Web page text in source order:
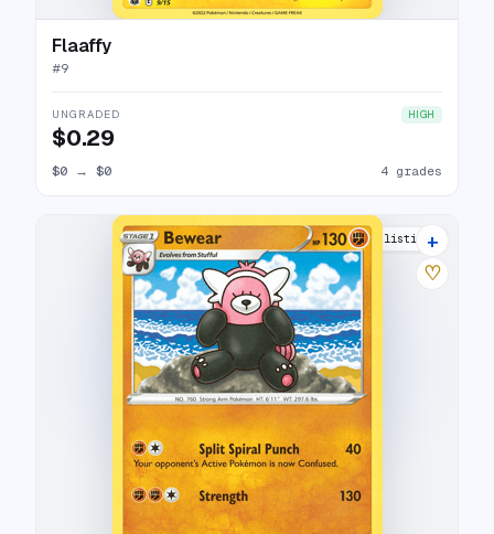
Flaaffy
#9
UNGRADED HIGH
$0.29
$0 → $0 4 grades
6 listings
+
♡